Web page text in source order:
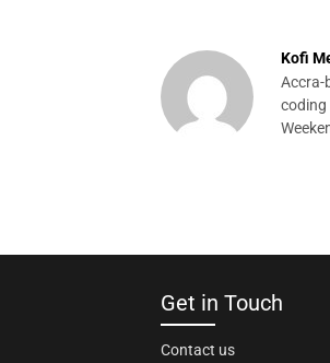
Kofi
Accra-
coding
Get in Touch
Contact us